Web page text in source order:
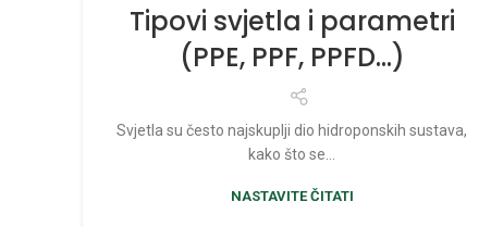
Tipovi svjetla i parametri
(PPE, PPF, PPFD…)
Svjetla su često najskuplji dio hidroponskih sustava,
kako što se…
NASTAVITE ČITATI